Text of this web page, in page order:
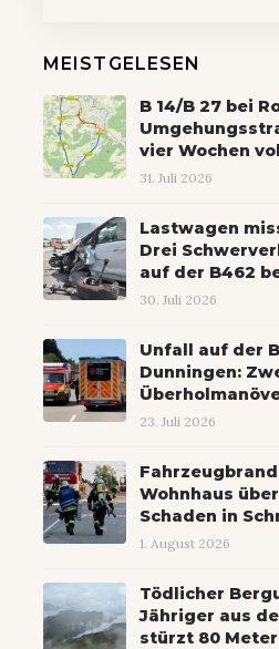
MEISTGELESEN
B 14/B 27 bei
vier Wochen
31. Juli 2026
Lastwagen
Drei
auf der B462
30. Juli 2026
Unfall auf der
Dunningen:
23. Juli 2026
Wohnhaus
Schaden in
1. August 2026
Tödlicher
Jähriger aus
stürzt 80